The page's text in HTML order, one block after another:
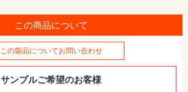
この商品について
この製品についてお問い合わせ
サンプルご希望のお客様